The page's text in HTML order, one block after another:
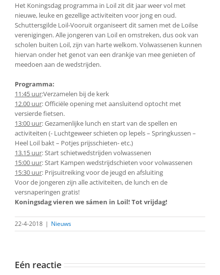
Het Koningsdag programma in Loil zit dit jaar weer vol met
nieuwe, leuke en gezellige activiteiten voor jong en oud.
Schuttersgilde Loil-Vooruit organiseert dit samen met de Loilse
verenigingen. Alle jongeren van Loil en omstreken, dus ook van
scholen buiten Loil, zijn van harte welkom. Volwassenen kunnen
hiervan onder het genot van een drankje van mee genieten of
meedoen aan de wedstrijden.
Programma:
11:45 uur:Verzamelen bij de kerk
12.00 uur: Officiële opening met aansluitend optocht met
versierde fietsen.
13:00 uur: Gezamenlijke lunch en start van de spellen en
activiteiten (- Luchtgeweer schieten op lepels – Springkussen –
Heel Loil bakt – Potjes prijsschieten- etc.)
13.15 uur: Start schietwedstrijden volwassenen
15:00 uur: Start Kampen wedstrijdschieten voor volwassenen
15:30 uur: Prijsuitreiking voor de jeugd en afsluiting
Voor de jongeren zijn alle activiteiten, de lunch en de
versnaperingen gratis!
Koningsdag vieren we sámen in Loil! Tot vrijdag!
22-4-2018 | Nieuws
Eén reactie